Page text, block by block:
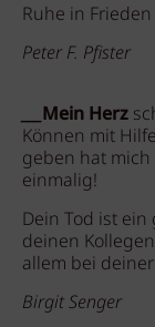
Ruhe in Frieden
Peter F. Pfister
___Mein Herz
Können mit
geben hat
einmalig!
Dein Tod ist
deinen
allem bei
Birgit Senger